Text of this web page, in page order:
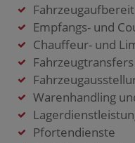
Empfangs- und
Chauffeur- und
Fahrzeugtransfers
Warenhandling
Pfortendienste